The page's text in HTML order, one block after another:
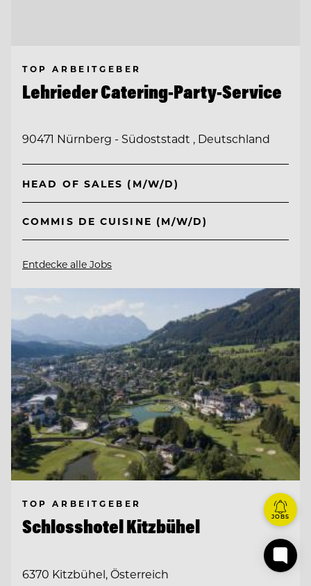
TOP ARBEITGEBER
Lehrieder Catering-Party-Service
90471 Nürnberg - Südoststadt , Deutschland
HEAD OF SALES (M/W/D)
COMMIS DE CUISINE (M/W/D)
Entdecke alle Jobs
TOP ARBEITGEBER
Schlosshotel Kitzbühel
6370 Kitzbühel, Österreich
JOBS